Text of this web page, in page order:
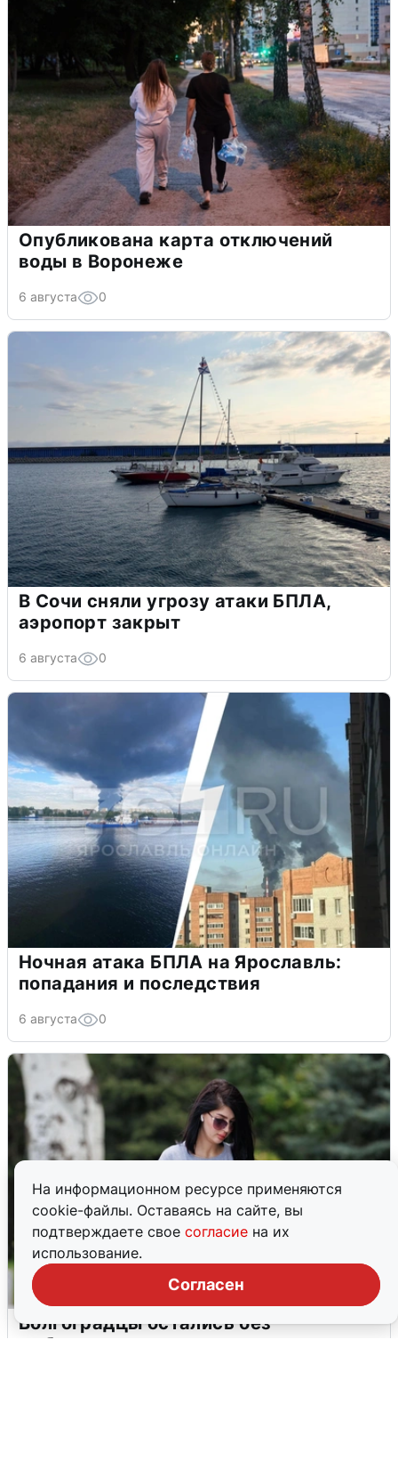
На информационном ресурсе применяются
cookie-файлы. Оставаясь на сайте, вы
подтверждаете свое согласие на их
использование.
Согласен
Опубликована карта отключений
воды в Воронеже
6 августа 0
В Сочи сняли угрозу атаки БПЛА,
аэропорт закрыт
6 августа 0
Ночная атака БПЛА на Ярославль:
попадания и последствия
6 августа 0
Волгоградцы остались без
мобильного интернета